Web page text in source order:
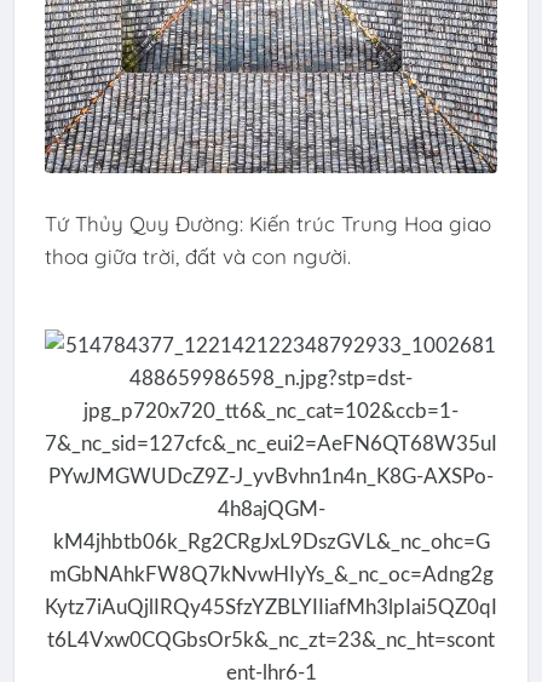
Tứ Thủy Quy Đường: Kiến trúc Trung Hoa giao
thoa giữa trời, đất và con người.